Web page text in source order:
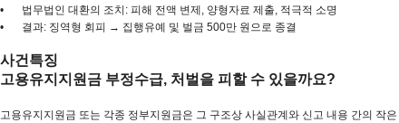
•
법무법인 대환의 조치: 피해 전액 변제, 양형자료 제출, 적극적 소명
•
결과: 징역형 회피 → 집행유예 및 벌금 500만 원으로 종결
사건특징
고용유지지원금 부정수급, 처벌을 피할 수 있을까요?
고용유지지원금 또는 각종 정부지원금은 그 구조상 사실관계와 신고 내용 간의 작